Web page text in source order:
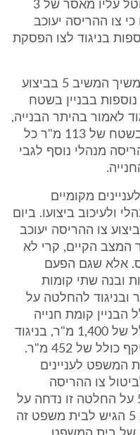
על התחייבות בסך 30,000 ₪ ויוטל עליו מאסר של 3
צו ההריסה יעוכב
בניגוד לצו הפסקת
4. בניגוד להסכמות האמורות, המשיך המשיב 5 בביצוע
בבניין בשטח
לאמור בהיתר הבנייה,
אשר כאמור התיר בניית קומות בשטח של 113 מ"ר כל
הוצא צו הריסה מנהלי נוסף לגבי
לעניינים מקומיים
ולעיכוב ביצועו. ביום
ביצוע צו ההריסה יעוכב
המצב הקיים, קרי לא
אלא שגם הפעם
העבודות ובנה שתי קומות
ובניגוד להחלטה על
הבניין קומת חנייה
וארבע קומות נוספות בשטח כולל של 1,400 מ"ר, בניגוד
להיתר הבנייה שהתיר בנייה בהיקף כולל של 452 מ"ר.
ידי בית המשפט לעניינים
בקשתו של המשיב 5 לביטול צו ההריסה
המנהלי. ערעור שהגיש המשיב 5 על החלטה זו נדחה על
ידי בית המשפט המחוזי. המשיב 5 הגיש לבית משפט זה